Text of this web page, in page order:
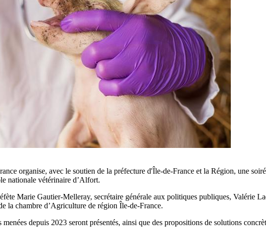
organise, avec le soutien de la préfecture d'Île-de-France et la Région, une
nationale vétérinaire d’Alfort.
Marie Gautier-Melleray, secrétaire générale aux politiques publiques, Valérie
la chambre d’Agriculture de région Île-de-France.
depuis 2023 seront présentés, ainsi que des propositions de solutions